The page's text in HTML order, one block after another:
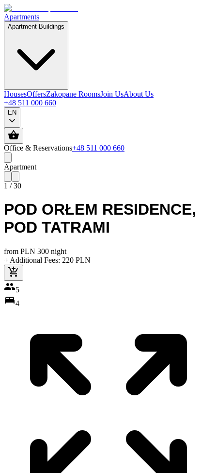
Apartments
Apartment Buildings
HousesOffersZakopane RoomsJoin UsAbout Us
+48 511 000 660
EN
Office & Reservations+48 511 000 660
Apartment
1 /30
POD ORŁEM RESIDENCE,
POD TATRAMI
from PLN 300 night
+ Additional Fees: 220 PLN
5
4